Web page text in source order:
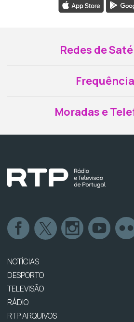
Redes de
Moradas e
NOTÍCIAS
DESPORTO
TELEVISÃO
RÁDIO
RTP ARQUIVOS